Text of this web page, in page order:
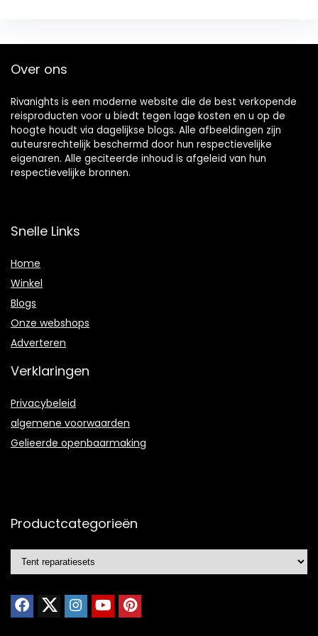
Over ons
Rivanights is een moderne website die de best verkopende
reisproducten voor u biedt tegen lage kosten en u op de
hoogte houdt via dagelijkse blogs. Alle afbeeldingen zijn
auteursrechtelijk beschermd door hun respectievelijke
eigenaren. Alle geciteerde inhoud is afgeleid van hun
respectievelijke bronnen.
Snelle Links
Home
Winkel
Blogs
Onze webshops
Adverteren
Verklaringen
Privacybeleid
algemene voorwaarden
Gelieerde openbaarmaking
Productcategorieën